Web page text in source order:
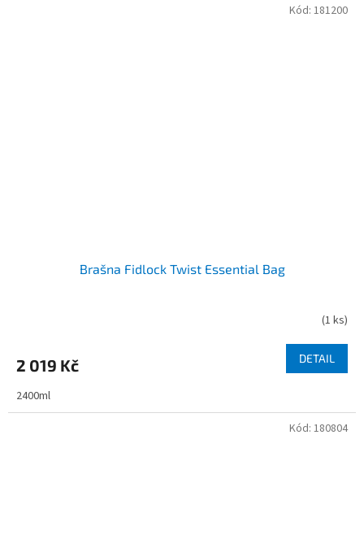
Brašna Fidlock Twist Essential Bag
(1 ks)
2 019 Kč DETAIL
2400ml
Kód: 181200
Kód: 180804